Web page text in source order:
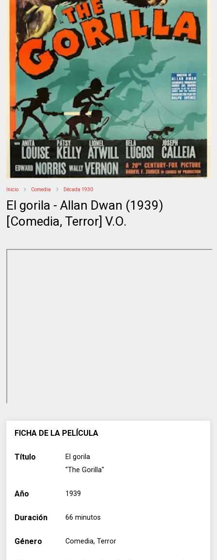
Inicio Comedia Década 1930
El gorila - Allan Dwan (1939)
[Comedia, Terror] V.O.
FICHA DE LA PELÍCULA
Título
El gorila
"The Gorilla"
Año 1939
Duración 66 minutos
Género Comedia, Terror